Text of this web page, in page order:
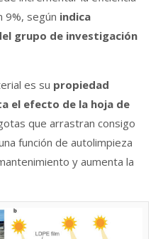
9%, según indica
grupo de investigación
es su propiedad
el efecto de la hoja de
que arrastran consigo
función de autolimpieza
y aumenta la